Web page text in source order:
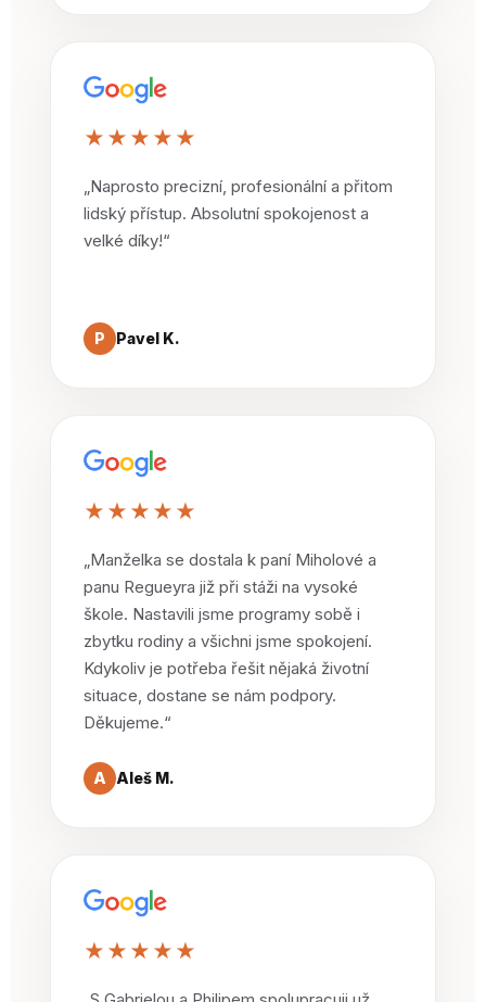
★★★★★
„Naprosto precizní, profesionální a přitom
lidský přístup. Absolutní spokojenost a
velké díky!“
P Pavel K.
★★★★★
„Manželka se dostala k paní Miholové a
panu Regueyra již při stáži na vysoké
škole. Nastavili jsme programy sobě i
zbytku rodiny a všichni jsme spokojení.
Kdykoliv je potřeba řešit nějaká životní
situace, dostane se nám podpory.
Děkujeme.“
A Aleš M.
★★★★★